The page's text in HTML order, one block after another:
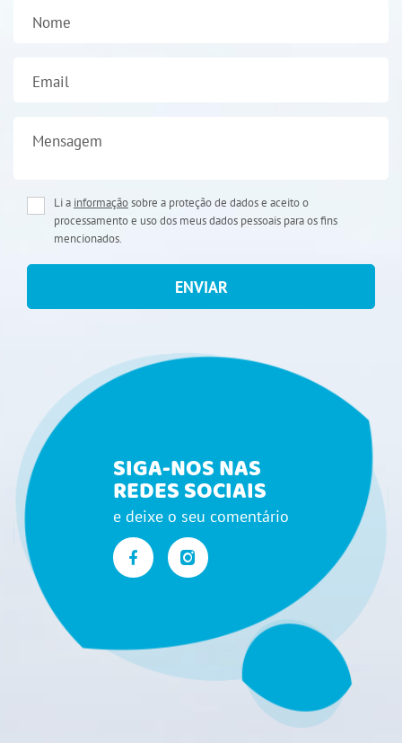
Nome
Email
Mensagem
Li a informaçãosobre a proteção de dados e aceito o
processamento e uso dos meus dados pessoais para os fins
mencionados.
ENVIAR
SIGA-NOS NAS
REDES SOCIAIS
e deixe o seu comentário